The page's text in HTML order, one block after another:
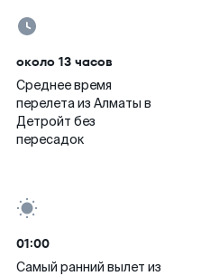
около 13 часов
Среднее время
перелета из Алматы в
Детройт без
пересадок
01:00
Самый ранний вылет из